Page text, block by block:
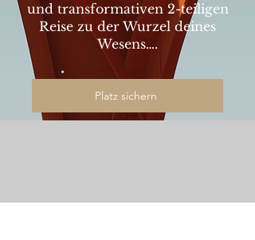
und transformativen 2-teiligen
Reise zu der Wurzel deines
Wesens….
Platz sichern